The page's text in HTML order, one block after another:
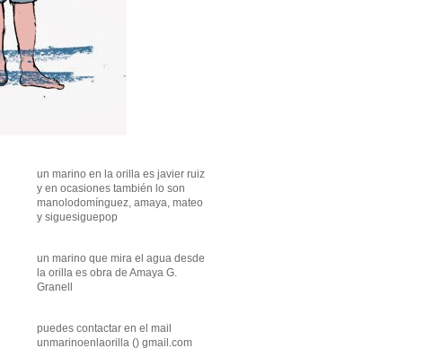
un marino en la orilla es javier ruiz
y en ocasiones también lo son
manolodomínguez, amaya, mateo
y siguesiguepop
un marino que mira el agua desde
la orilla es obra de Amaya G.
Granell
puedes contactar en el mail
unmarinoenlaorilla () gmail.com